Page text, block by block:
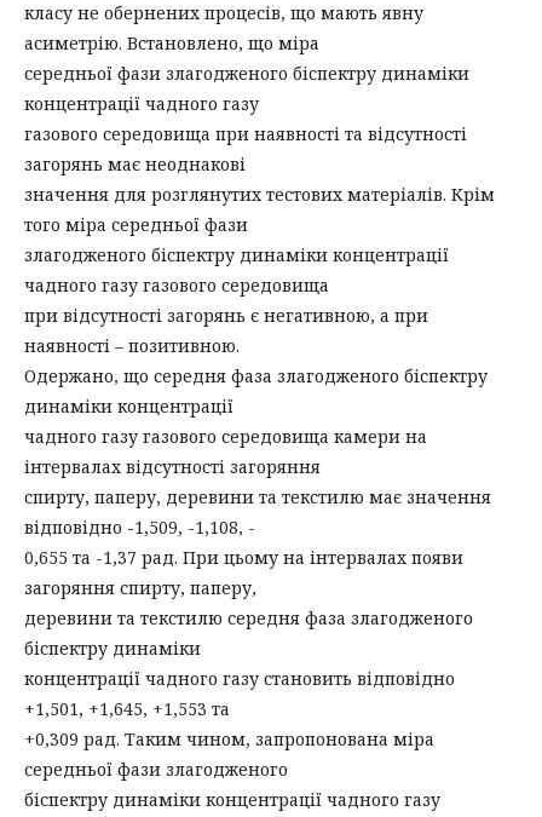
класу не обернених процесів, що мають явну
асиметрію. Встановлено, що міра
середньої фази злагодженого біспектру динаміки
концентрації чадного газу
газового середовища при наявності та відсутності
загорянь має неоднакові
значення для розглянутих тестових матеріалів. Крім
того міра середньої фази
злагодженого біспектру динаміки концентрації
чадного газу газового середовища
при відсутності загорянь є негативною, а при
наявності – позитивною.
Одержано, що середня фаза злагодженого біспектру
динаміки концентрації
чадного газу газового середовища камери на
інтервалах відсутності загоряння
спирту, паперу, деревини та текстилю має значення
відповідно -1,509, -1,108, -
0,655 та -1,37 рад. При цьому на інтервалах появи
загоряння спирту, паперу,
деревини та текстилю середня фаза злагодженого
біспектру динаміки
концентрації чадного газу становить відповідно
+1,501, +1,645, +1,553 та
+0,309 рад. Таким чином, запропонована міра
середньої фази злагодженого
біспектру динаміки концентрації чадного газу